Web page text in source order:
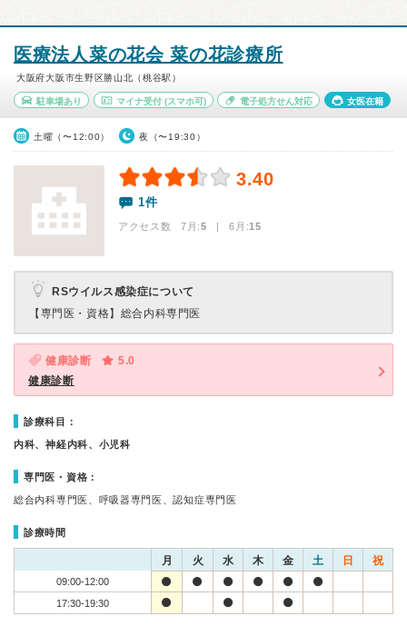
医療法人菜の花会 菜の花診療所
大阪府大阪市生野区勝山北（桃谷駅）
駐車場あり マイナ受付(スマホ可) 電子処方せん対応 女医在籍
土曜（〜12:00） 夜（〜19:30）
3.40
1件
アクセス数 7月:5 | 6月:15
RSウイルス感染症について
【専門医・資格】 総合内科専門医
健康診断
5.0
健康診断
診療科目：
内科、神経内科、小児科
専門医・資格：
総合内科専門医、呼吸器専門医、認知症専門医
診療時間
月 火 水 木 金 土 日 祝
09:00-12:00
17:30-19:30